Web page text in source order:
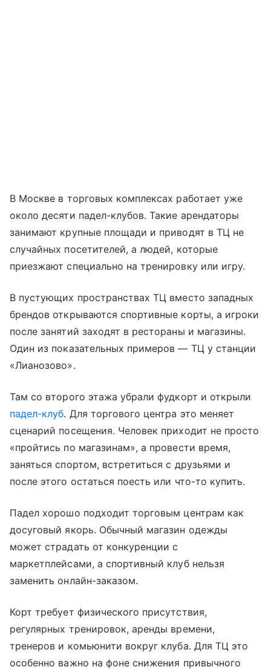
В Москве в торговых комплексах работает уже
около десяти падел-клубов. Такие арендаторы
занимают крупные площади и приводят в ТЦ не
случайных посетителей, а людей, которые
приезжают специально на тренировку или игру.
В пустующих пространствах ТЦ вместо западных
брендов открываются спортивные корты, а игроки
после занятий заходят в рестораны и магазины.
Один из показательных примеров — ТЦ у станции
«Лианозово».
Там со второго этажа убрали фудкорт и открыли
падел-клуб. Для торгового центра это меняет
сценарий посещения. Человек приходит не просто
«пройтись по магазинам», а провести время,
заняться спортом, встретиться с друзьями и
после этого остаться поесть или что-то купить.
Падел хорошо подходит торговым центрам как
досуговый якорь. Обычный магазин одежды
может страдать от конкуренции с
маркетплейсами, а спортивный клуб нельзя
заменить онлайн-заказом.
Корт требует физического присутствия,
регулярных тренировок, аренды времени,
тренеров и комьюнити вокруг клуба. Для ТЦ это
особенно важно на фоне снижения привычного